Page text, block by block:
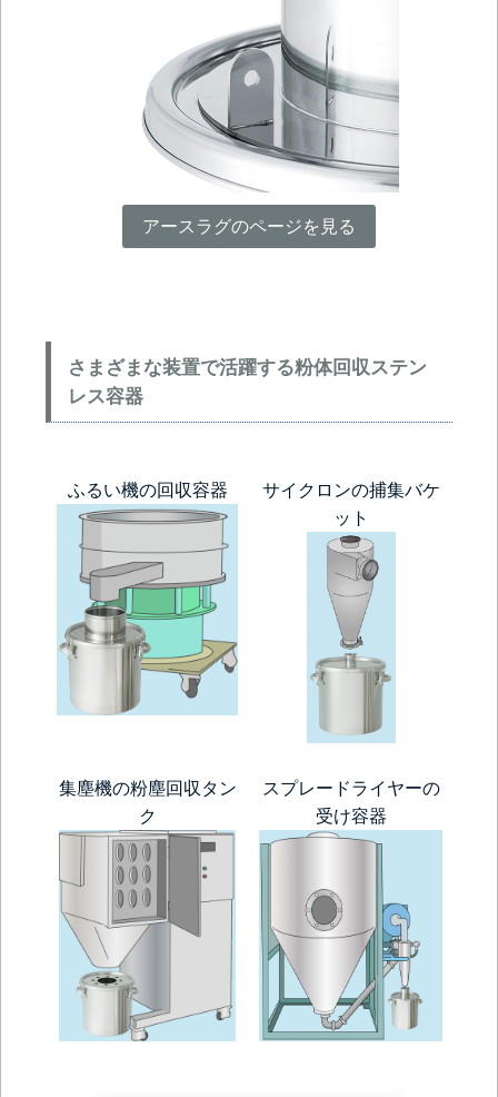
アースラグのページを見る
さまざまな装置で活躍する粉体回収ステン
レス容器
ふるい機の回収容器
サイクロンの捕集バケ
ット
集塵機の粉塵回収タン
ク
スプレードライヤーの
受け容器